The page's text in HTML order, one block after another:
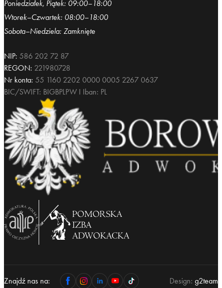
NIP: 586 202 72 87
REGON: 221980728
Nr konta: 55 1160 2202 0000 0005 2267 0637
BIC/SWIFT: BIGBPLPW I Iban: PL
Poniedziałek, Piątek: 09:00–18:00
Wtorek–Czwartek: 08:00–18:00
Sobota–Niedziela: Zamknięte
Znajdź nas na: Design: g2team